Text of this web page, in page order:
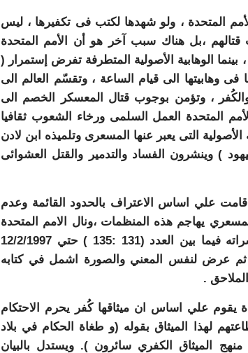
المتحدة ، ولو شهدها لكتب فى تكفيرها ، ليس
،بل هناك سبب آخر هو أن الأمم المتحدة
الوهابية الأصولية المتطرفة تفرض إستمرار (
وهابيتها الى قيام الساعة ، وتقسّم العالم الى
، وتؤمن بوجوب قتال المعسكر الخصم الى
المتحدة العمل السلمى ورخاء الشعوب ثقافيا
التى يعبر عنها المسعرى وتلميذه ابن لادن
) وينشرون الفساد والتدمير والقتل العشوائى
قامت علي اساس الاعتراف بالحدود القائمة وعدم
يهاجم هذه المنظمات ،ونال الامم المتحدة
القسط الوافر من هذا الهجوم في نشراته فيما بين العدد (131 :135 ) حتي 12/2/1997
ثم عرض لنفس المعني والصورة اشمل في كتابه
.
يقوم علي اساس ان ميثاقها كُفر يحرم الاحتكام
لهذا الميثاق بقوله (و طغاة الحكام في بلاد
الميثاق الكفري سائرون ). ويستدل بالبيان